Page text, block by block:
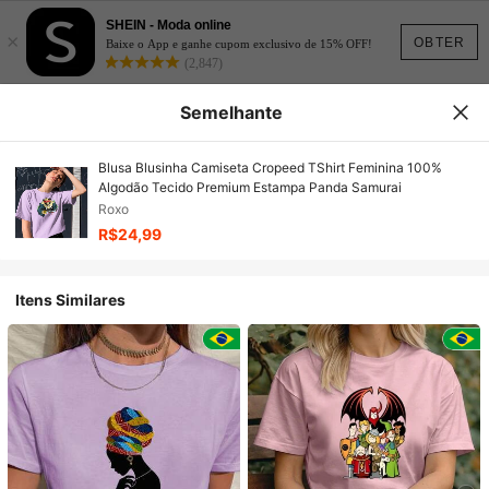
OBTER
×
SHEIN - Moda online
Baixe o App e ganhe cupom exclusivo de 15% OFF!
(2,847)
Semelhante
Blusa Blusinha Camiseta Cropeed TShirt Feminina 100%
Algodão Tecido Premium Estampa Panda Samurai
Roxo
R$24,99
Itens Similares